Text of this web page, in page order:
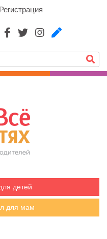
Регистрация
детей
для мам